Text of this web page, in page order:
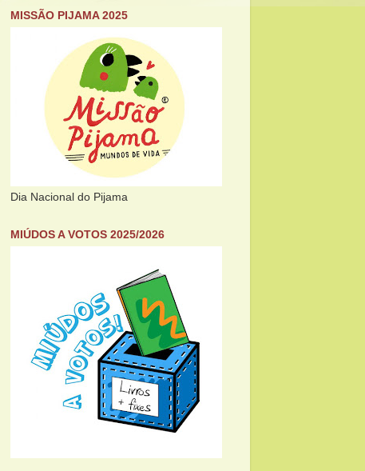
MISSÃO PIJAMA 2025
Dia Nacional do Pijama
MIÚDOS A VOTOS 2025/2026